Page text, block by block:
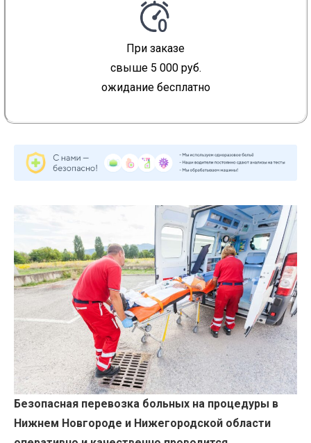
При заказе
свыше 5 000 руб.
ожидание бесплатно
Безопасная перевозка больных на процедуры в
Нижнем Новгороде и Нижегородской области